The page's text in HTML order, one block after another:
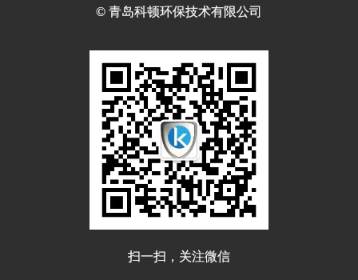
© 青岛科顿环保技术有限公司
扫一扫，关注微信